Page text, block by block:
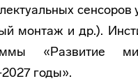
сенсоров
монтаж и др.).
«Развитие
годы».